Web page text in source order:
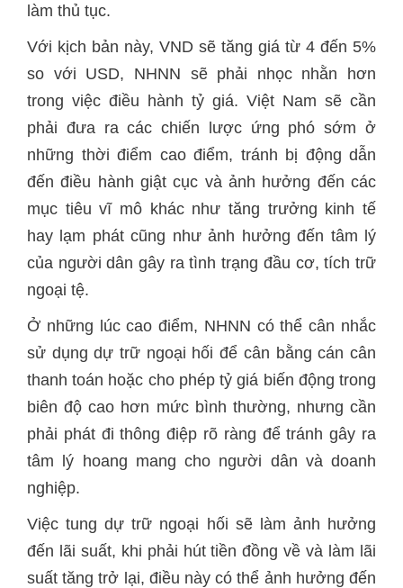
làm thủ tục.
Với kịch bản này, VND sẽ tăng giá từ 4 đến 5%
so với USD, NHNN sẽ phải nhọc nhằn hơn
trong việc điều hành tỷ giá. Việt Nam sẽ cần
phải đưa ra các chiến lược ứng phó sớm ở
những thời điểm cao điểm, tránh bị động dẫn
đến điều hành giật cục và ảnh hưởng đến các
mục tiêu vĩ mô khác như tăng trưởng kinh tế
hay lạm phát cũng như ảnh hưởng đến tâm lý
của người dân gây ra tình trạng đầu cơ, tích trữ
ngoại tệ.
Ở những lúc cao điểm, NHNN có thể cân nhắc
sử dụng dự trữ ngoại hối để cân bằng cán cân
thanh toán hoặc cho phép tỷ giá biến động trong
biên độ cao hơn mức bình thường, nhưng cần
phải phát đi thông điệp rõ ràng để tránh gây ra
tâm lý hoang mang cho người dân và doanh
nghiệp.
Việc tung dự trữ ngoại hối sẽ làm ảnh hưởng
đến lãi suất, khi phải hút tiền đồng về và làm lãi
suất tăng trở lại, điều này có thể ảnh hưởng đến